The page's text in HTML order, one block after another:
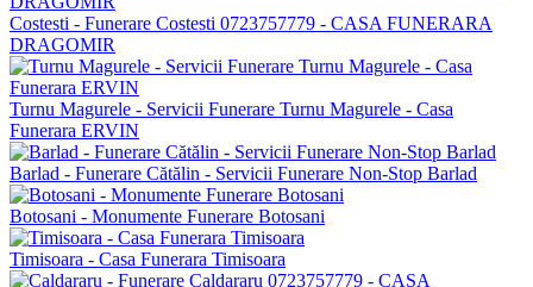
Costesti - Funerare Costesti 0723757779 - CASA FUNERARA
DRAGOMIR
Turnu Magurele - Servicii Funerare Turnu Magurele - Casa
Funerara ERVIN
Barlad - Funerare Cătălin - Servicii Funerare Non-Stop Barlad
Botosani - Monumente Funerare Botosani
Timisoara - Casa Funerara Timisoara